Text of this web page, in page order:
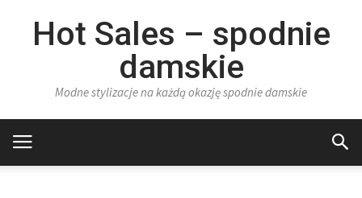
Hot Sales – spodnie
damskie
Modne stylizacje na każdą okazję spodnie damskie